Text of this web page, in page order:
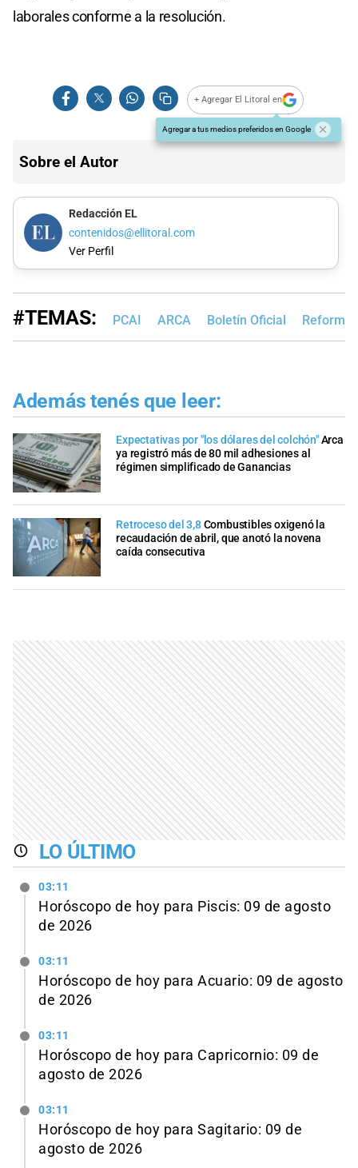
laborales conforme a la resolución.
+ Agregar El Litoral en
Agregar a tus medios preferidos en Google
Sobre el Autor
Redacción EL
contenidos@ellitoral.com
Ver Perfil
#TEMAS: PCAI ARCA Boletín Oficial Reforma
Además tenés que leer:
Expectativas por "los dólares del colchón"Arca
ya registró más de 80 mil adhesiones al
régimen simplificado de Ganancias
Retroceso del 3,8Combustibles oxigenó la
recaudación de abril, que anotó la novena
caída consecutiva
LO ÚLTIMO
03:11
Horóscopo de hoy para Piscis: 09 de agosto
de 2026
03:11
Horóscopo de hoy para Acuario: 09 de agosto
de 2026
03:11
Horóscopo de hoy para Capricornio: 09 de
agosto de 2026
03:11
Horóscopo de hoy para Sagitario: 09 de
agosto de 2026